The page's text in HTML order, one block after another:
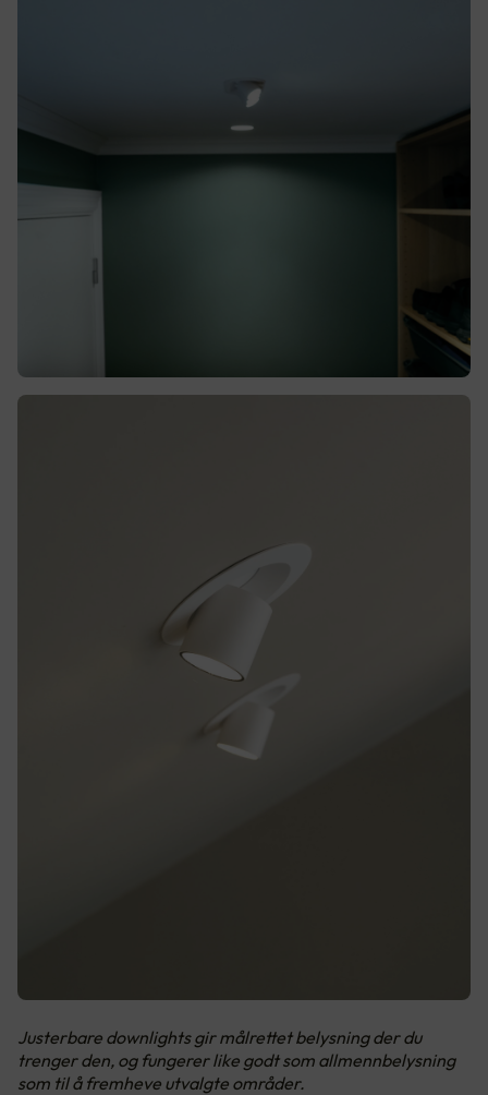
Justerbare downlights gir målrettet belysning der du
trenger den, og fungerer like godt som allmennbelysning
som til å fremheve utvalgte områder.